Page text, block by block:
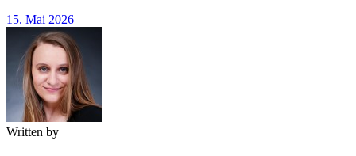
15. Mai 2026
Written by